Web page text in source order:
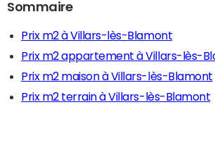
Sommaire
Prix m2 à Villars-lès-Blamont
Prix m2 appartement à Villars-lès-
Prix m2 maison à Villars-lès-Blamont
Prix m2 terrain à Villars-lès-Blamont